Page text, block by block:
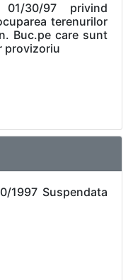
30/97 privind
terenurilor
Buc.pe care sunt
provizoriu
1997 Suspendata